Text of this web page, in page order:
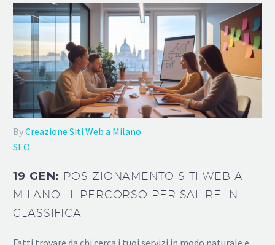
ByCreazione Siti Web a Milano
SEO
19 GEN: POSIZIONAMENTO SITI WEB A
MILANO: IL PERCORSO PER SALIRE IN
CLASSIFICA
Fatti trovare da chi cerca i tuoi servizi in modo naturale e